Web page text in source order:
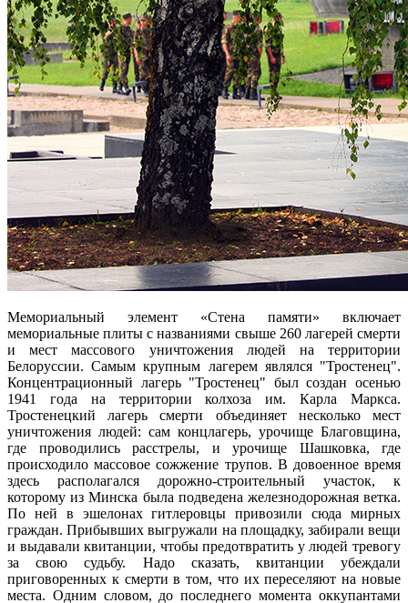
Мемориальный элемент «Стена памяти» включает
мемориальные плиты с названиями свыше 260 лагерей смерти
и мест массового уничтожения людей на территории
Белоруссии. Самым крупным лагерем являлся "Тростенец".
Концентрационный лагерь "Тростенец" был создан осенью
1941 года на территории колхоза им. Карла Маркса.
Тростенецкий лагерь смерти объединяет несколько мест
уничтожения людей: сам концлагерь, урочище Благовщина,
где проводились расстрелы, и урочище Шашковка, где
происходило массовое сожжение трупов. В довоенное время
здесь располагался дорожно-строительный участок, к
которому из Минска была подведена железнодорожная ветка.
По ней в эшелонах гитлеровцы привозили сюда мирных
граждан. Прибывших выгружали на площадку, забирали вещи
и выдавали квитанции, чтобы предотвратить у людей тревогу
за свою судьбу. Надо сказать, квитанции убеждали
приговоренных к смерти в том, что их переселяют на новые
места. Одним словом, до последнего момента оккупантами